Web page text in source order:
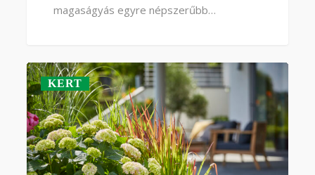
magaságyás egyre népszerűbb…
KERT